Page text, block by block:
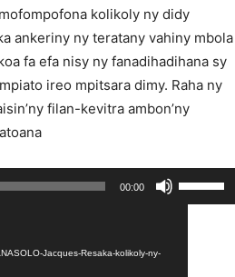
kolikoly ny didy
ankeriny ny teratany vahiny mbola
fa efa nisy ny fanadihadihana sy
ireo mpitsara dimy. Raha ny
filan-kevitra ambon’ny
00:00
les
Jacques-Resaka-kolikoly-ny-